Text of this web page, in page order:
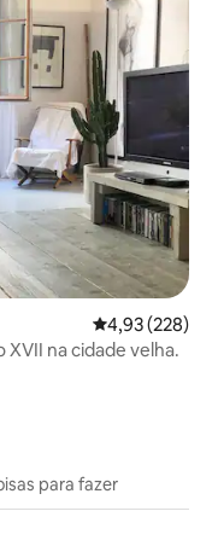
4,93 de uma
4,93 (228)
na cidade velha.
para fazer